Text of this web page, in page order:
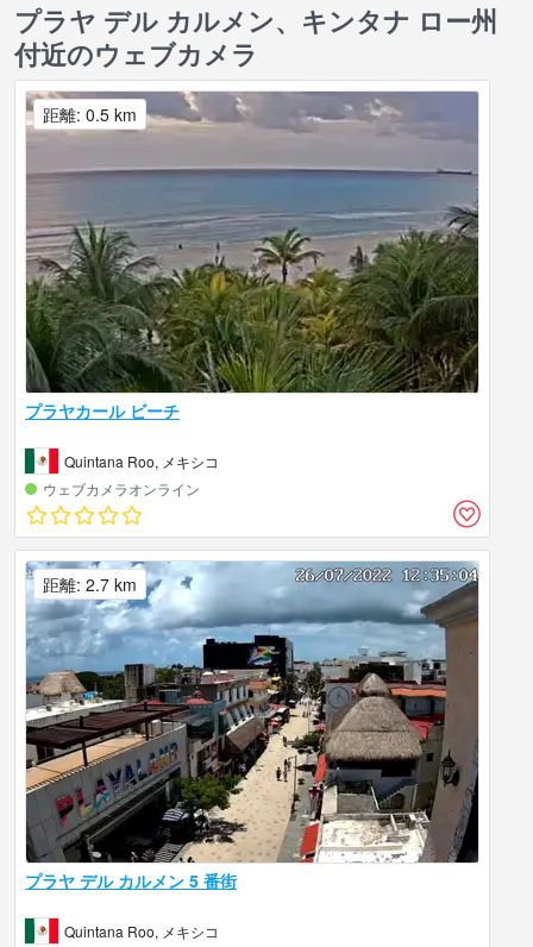
プラヤ デル カルメン、キンタナ ロー州
付近のウェブカメラ
プラヤカール ビーチ
Quintana Roo, メキシコ
ウェブカメラオンライン
距離: 0.5 km
プラヤ デル カルメン 5 番街
Quintana Roo, メキシコ
距離: 2.7 km